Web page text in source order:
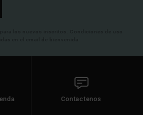
los nuevos inscritos. Condiciones de uso
en el email de bienvenida
Contactenos